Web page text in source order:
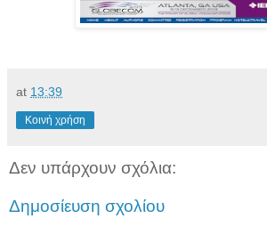
at 13:39
Κοινή χρήση
Δεν υπάρχουν σχόλια:
Δημοσίευση σχολίου